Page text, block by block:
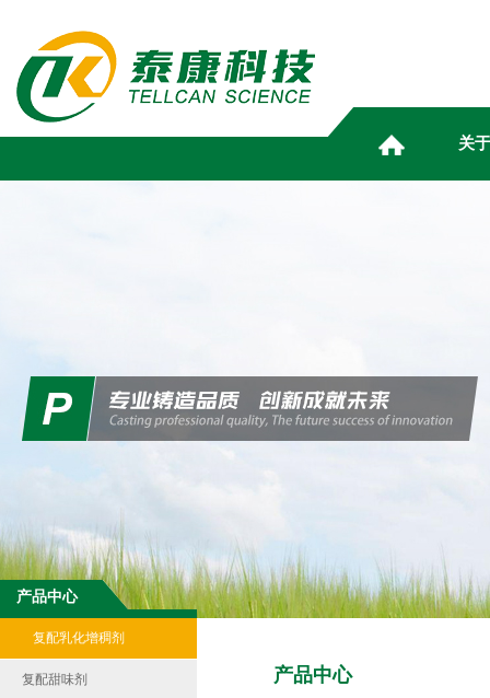
关
关于泰康
资讯动态
产品中心
人力资源
MARKETING
营销服务
产品中心
复配乳化增稠剂
复配甜味剂 产品中心